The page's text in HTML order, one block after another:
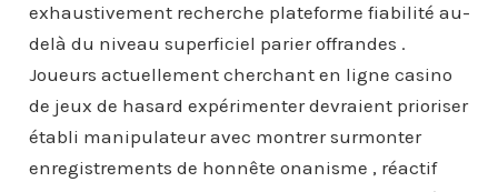
exhaustivement recherche plateforme fiabilité au-
delà du niveau superficiel parier offrandes .
Joueurs actuellement cherchant en ligne casino
de jeux de hasard expérimenter devraient prioriser
établi manipulateur avec montrer surmonter
enregistrements de honnête onanisme , réactif